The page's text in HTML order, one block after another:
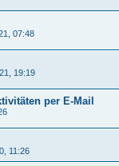
07:48
19:19
per E-Mail
11:26